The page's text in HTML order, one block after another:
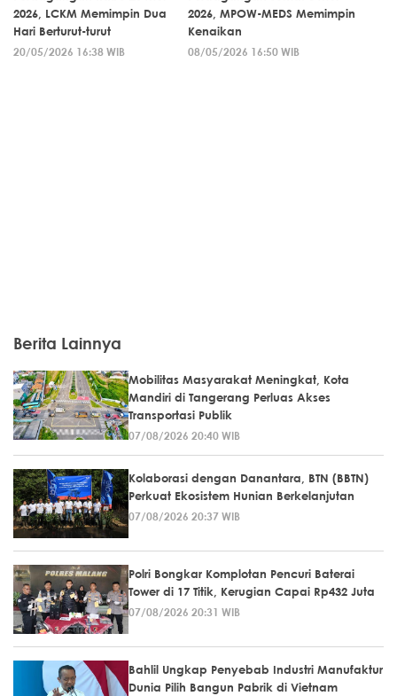
2026, LCKM Memimpin Dua
Hari Berturut-turut
20/05/2026 16:38 WIB
2026, MPOW-MEDS Memimpin
Kenaikan
08/05/2026 16:50 WIB
Berita Lainnya
Mobilitas Masyarakat Meningkat, Kota
Mandiri di Tangerang Perluas Akses
Transportasi Publik
07/08/2026 20:40 WIB
Kolaborasi dengan Danantara, BTN (BBTN)
Perkuat Ekosistem Hunian Berkelanjutan
07/08/2026 20:37 WIB
Polri Bongkar Komplotan Pencuri Baterai
Tower di 17 Titik, Kerugian Capai Rp432 Juta
07/08/2026 20:31 WIB
Bahlil Ungkap Penyebab Industri Manufaktur
Dunia Pilih Bangun Pabrik di Vietnam